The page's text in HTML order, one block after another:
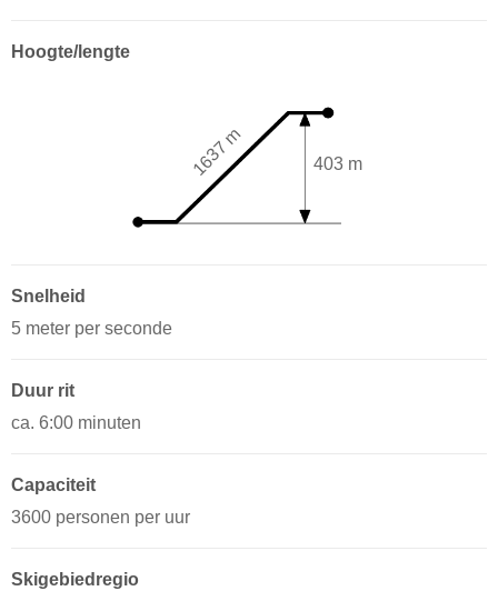
Hoogte/lengte
403 m
1637 m
Snelheid
5 meter per seconde
Duur rit
ca. 6:00 minuten
Capaciteit
3600 personen per uur
Skigebiedregio